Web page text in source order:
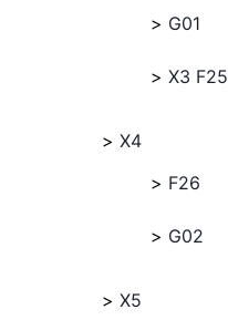
G01
X3 F25
X4
F26
G02
X5